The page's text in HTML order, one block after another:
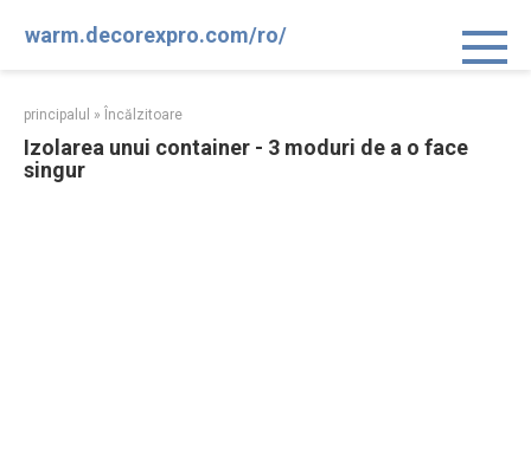
warm.decorexpro.com/ro/
principalul » Încălzitoare
Izolarea unui container - 3 moduri de a o face
singur